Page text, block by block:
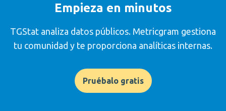
Empieza en minutos
TGStat analiza datos públicos. Metricgram gestiona
tu comunidad y te proporciona analíticas internas.
Pruébalo gratis